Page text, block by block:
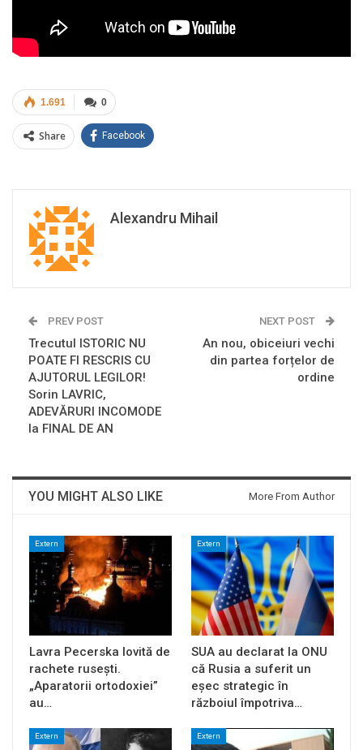
0
1.691
Share Facebook
Alexandru Mihail
PREV POST
Trecutul ISTORIC NU
POATE FI RESCRIS CU
AJUTORUL LEGILOR!
Sorin LAVRIC,
ADEVĂRURI INCOMODE
la FINAL DE AN
NEXT POST
An nou, obiceiuri vechi
din partea forțelor de
ordine
YOU MIGHT ALSO LIKE More From Author
Extern
Lavra Pecerska lovită de
rachete rusești.
„Aparatorii ortodoxiei”
au…
Extern
SUA au declarat la ONU
că Rusia a suferit un
eșec strategic în
războiul împotriva…
Extern Extern